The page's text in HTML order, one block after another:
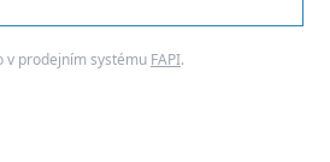
v prodejním systému FAPI.